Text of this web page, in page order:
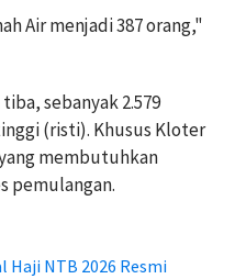
Air menjadi 387 orang,"
sebanyak 2.579
(risti). Khusus Kloter
membutuhkan
pemulangan.
Haji NTB 2026 Resmi